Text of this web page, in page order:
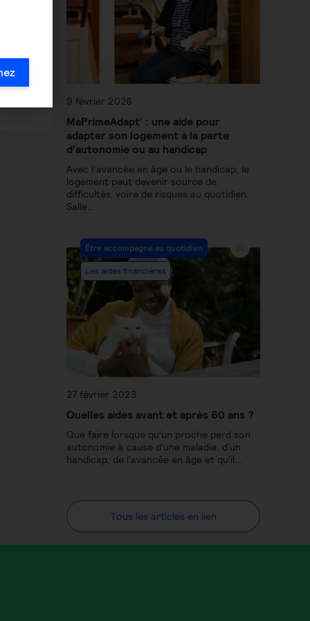
9 février 2026
MaPrimeAdapt’ : une aide pour
adapter son logement à la perte
d’autonomie ou au handicap
Avec l’avancée en âge ou le handicap, le
logement peut devenir source de
difficultés, voire de risques au quotidien.
Salle…
Être accompagné au quotidien
Les aides financières
27 février 2023
Quelles aides avant et après 60 ans ?
Que faire lorsque qu'un proche perd son
autonomie à cause d'une maladie, d'un
handicap, de l'avancée en âge et qu'il…
Tous les articles en lien